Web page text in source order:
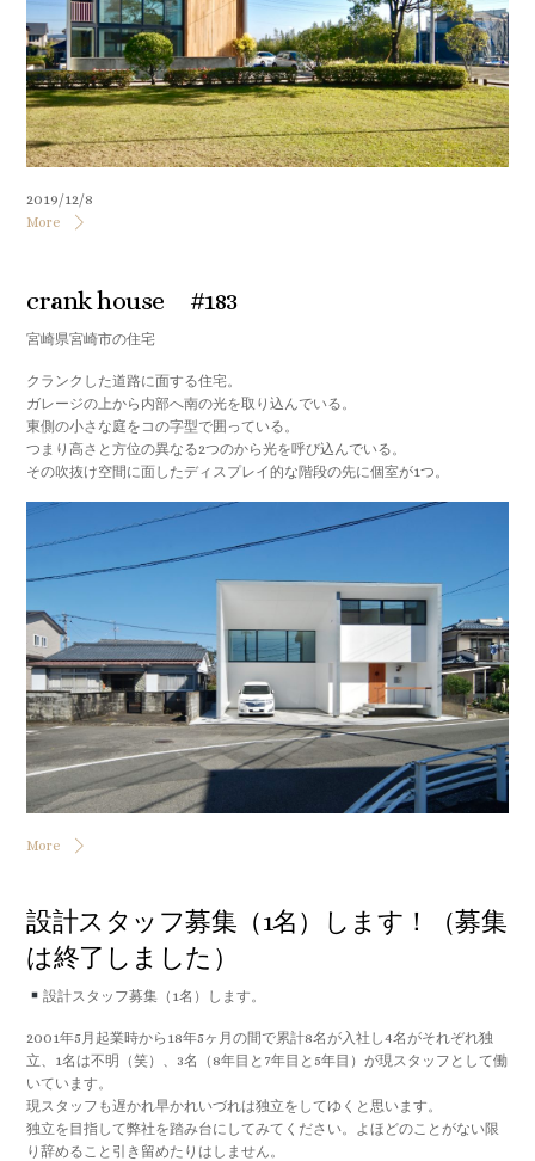
2019/12/8
More
crank house #183
宮崎県宮崎市の住宅
クランクした道路に面する住宅。
ガレージの上から内部へ南の光を取り込んでいる。
東側の小さな庭をコの字型で囲っている。
つまり高さと方位の異なる2つのから光を呼び込んでいる。
その吹抜け空間に面したディスプレイ的な階段の先に個室が1つ。
More
設計スタッフ募集（1名）します！（募集
は終了しました）
設計スタッフ募集（1名）します。
2001年5月起業時から18年5ヶ月の間で累計8名が入社し4名がそれぞれ独
立、1名は不明（笑）、3名（8年目と7年目と5年目）が現スタッフとして働
いています。
現スタッフも遅かれ早かれいづれは独立をしてゆくと思います。
独立を目指して弊社を踏み台にしてみてください。よほどのことがない限
り辞めること引き留めたりはしません。